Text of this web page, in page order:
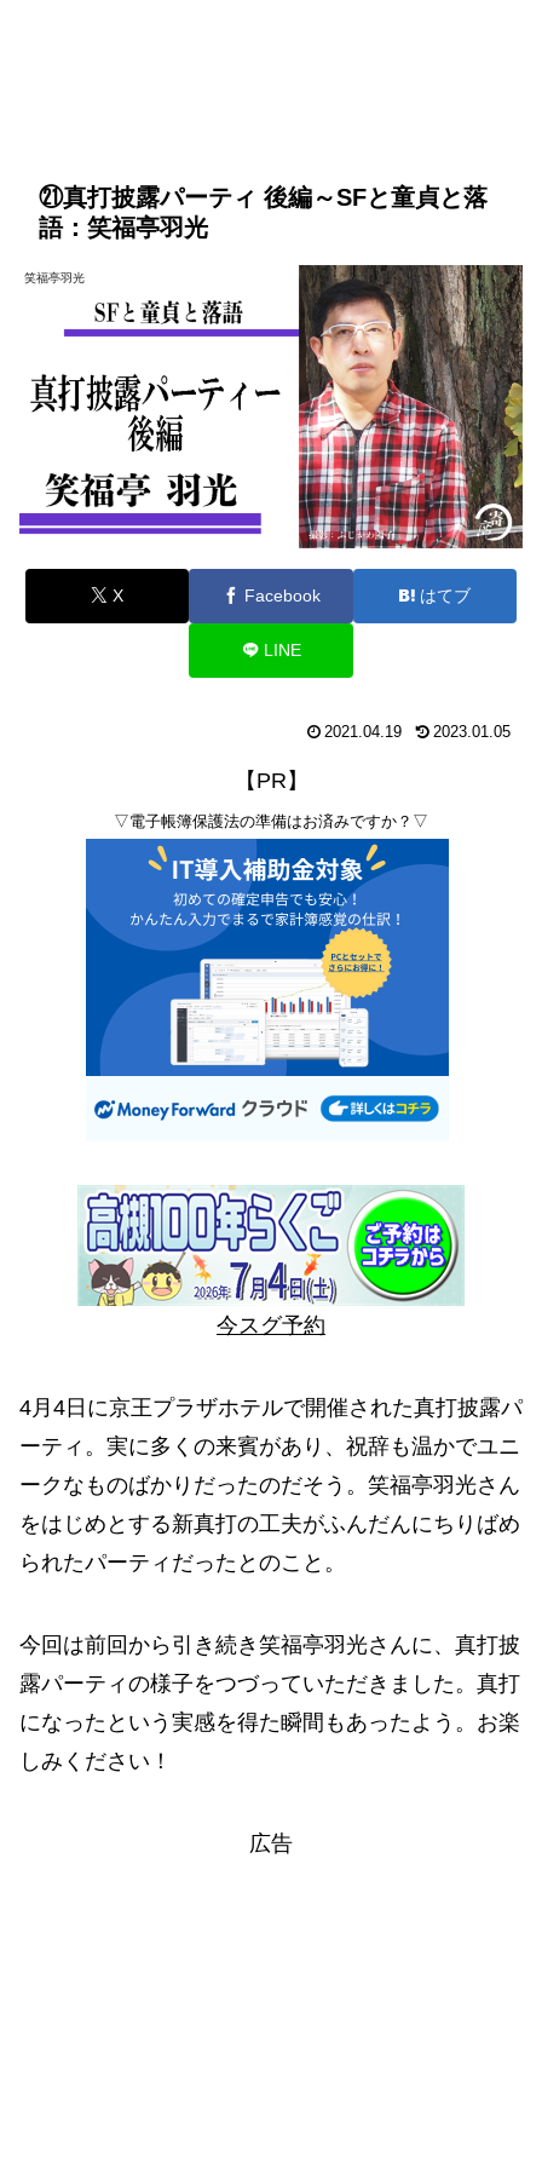
㉑真打披露パーティ 後編～SFと童貞と落
語：笑福亭羽光
笑福亭羽光
X Facebook はてブ
LINE
2021.04.19 2023.01.05
【PR】
▽電子帳簿保護法の準備はお済みですか？▽
今スグ予約
4月4日に京王プラザホテルで開催された真打披露パ
ーティ。実に多くの来賓があり、祝辞も温かでユニ
ークなものばかりだったのだそう。笑福亭羽光さん
をはじめとする新真打の工夫がふんだんにちりばめ
られたパーティだったとのこと。
今回は前回から引き続き笑福亭羽光さんに、真打披
露パーティの様子をつづっていただきました。真打
になったという実感を得た瞬間もあったよう。お楽
しみください！
広告